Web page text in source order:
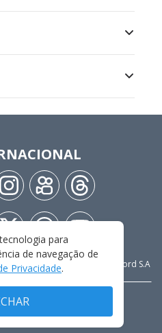
2026- Rádio e Televisão Record S.A
DE USO
para
de navegação de
Privacidade.